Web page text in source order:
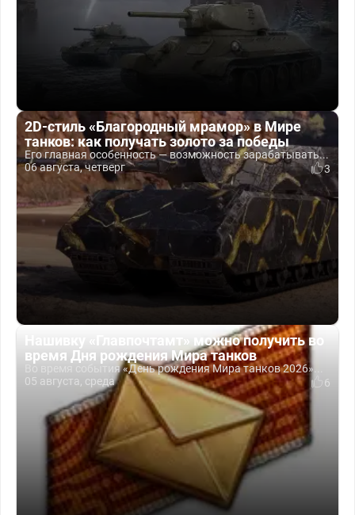
2D-стиль «Благородный мрамор» в Мире
танков: как получать золото за победы
Его главная особенность — возможность зарабатывать...
06 августа, четверг
3
Нашивку «Главпочтамт» можно получить во
время Дня рождения Мира танков
Во время события «День рождения Мира танков 2026»...
05 августа, среда
6